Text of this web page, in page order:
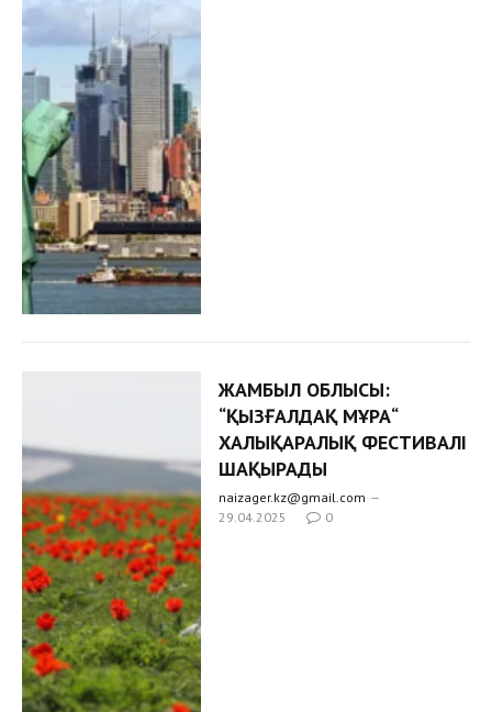
ЖАМБЫЛ ОБЛЫСЫ:
“ҚЫЗҒАЛДАҚ МҰРА“
ХАЛЫҚАРАЛЫҚ ФЕСТИВАЛІ
ШАҚЫРАДЫ
naizager.kz@gmail.com
29.04.2025
0